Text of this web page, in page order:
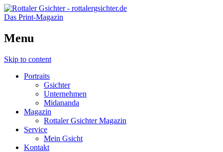
Das Print-Magazin
Menu
Skip to content
Portraits
Gsichter
Unternehmen
Midananda
Magazin
Rottaler Gsichter Magazin
Service
Mein Gsicht
Kontakt